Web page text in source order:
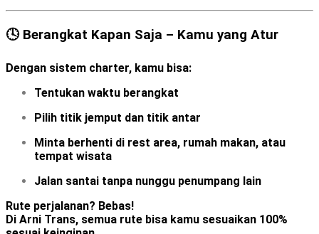
🕓 Berangkat Kapan Saja – Kamu yang Atur
Dengan sistem charter, kamu bisa:
Tentukan waktu berangkat
Pilih titik jemput dan titik antar
Minta berhenti di rest area, rumah makan, atau
tempat wisata
Jalan santai tanpa nunggu penumpang lain
Rute perjalanan? Bebas!
Di Arni Trans, semua rute bisa kamu sesuaikan 100%